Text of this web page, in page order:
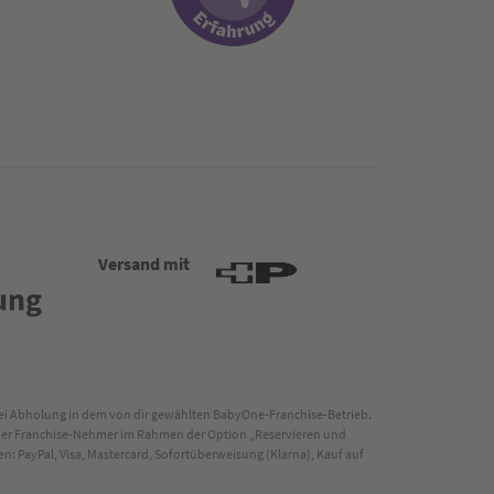
Versand mit
Abholung in dem von dir gewählten BabyOne-Franchise-Betrieb.
Franchise-Nehmer im Rahmen der Option „Reservieren und
PayPal, Visa, Mastercard, Sofortüberweisung (Klarna), Kauf auf